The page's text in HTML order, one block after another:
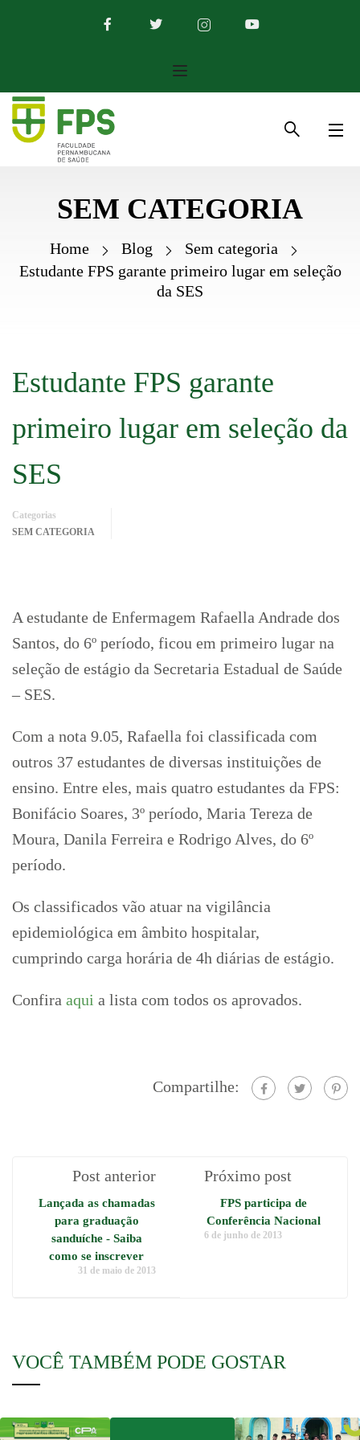
SEM CATEGORIA
Home Blog
Sem categoria
Estudante FPS garante primeiro lugar em seleção
da SES
Estudante FPS garante
primeiro lugar em seleção da
SES
Categorias
SEM CATEGORIA
A estudante de Enfermagem Rafaella Andrade dos
Santos, do 6º período, ficou em primeiro lugar na
seleção de estágio da Secretaria Estadual de Saúde
– SES.
Com a nota 9.05, Rafaella foi classificada com
outros 37 estudantes de diversas instituições de
ensino. Entre eles, mais quatro estudantes da FPS:
Bonifácio Soares, 3º período, Maria Tereza de
Moura, Danila Ferreira e Rodrigo Alves, do 6º
período.
Os classificados vão atuar na vigilância
epidemiológica em âmbito hospitalar,
cumprindo carga horária de 4h diárias de estágio.
Confira aqui a lista com todos os aprovados.
Compartilhe:
Post anterior
Lançada as chamadas
para graduação
sanduíche - Saiba
como se inscrever
31 de maio de 2013
Próximo post
FPS participa de
Conferência Nacional
6 de junho de 2013
VOCÊ TAMBÉM PODE GOSTAR